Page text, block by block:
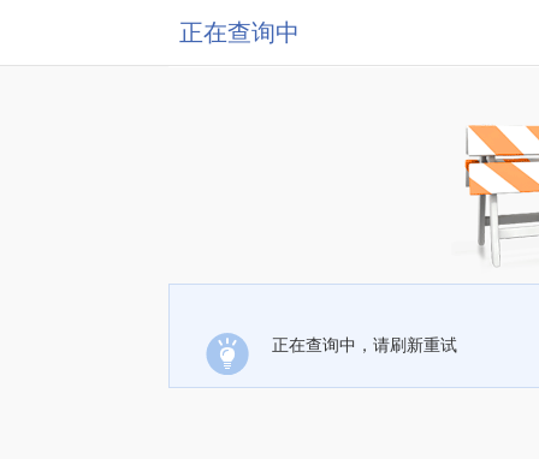
正在查询中
正在查询中，请刷新重试